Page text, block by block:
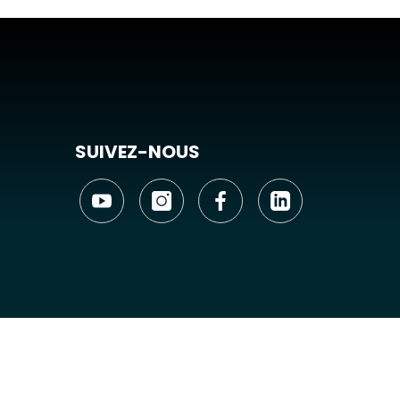
SUIVEZ-NOUS